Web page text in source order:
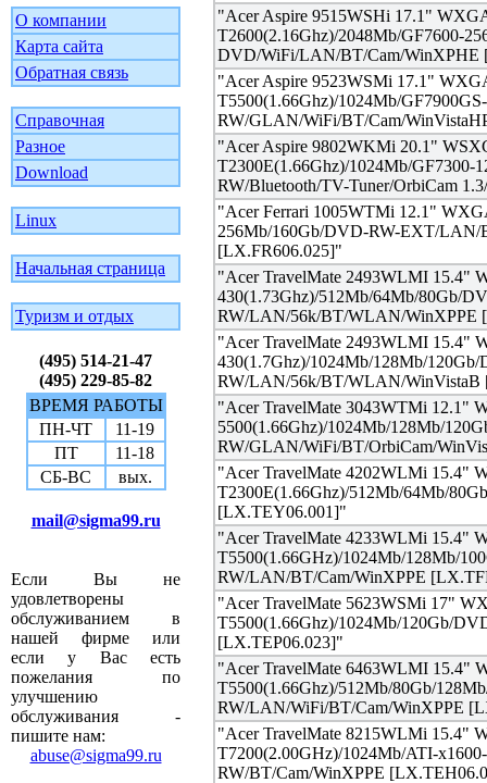
О компании
Карта сайта
Обратная связь
Справочная
Разное
Download
Linux
Начальная страница
Туризм и отдых
(495) 514-21-47
(495) 229-85-82
ВРЕМЯ РАБОТЫ
ПН-ЧТ
11-19
ПТ
11-18
СБ-ВС
вых.
mail@sigma99.ru
Если Вы не
удовлетворены
обслуживанием в
нашей фирме или
если у Вас есть
пожелания по
улучшению
обслуживания -
пишите нам:
abuse@sigma99.ru
"Acer Aspire 9515WSHi 17.1"
T2600(2.16Ghz)/2048Mb/GF7600-
DVD/WiFi/LAN/BT/Cam/WinXPHE
"Acer Aspire 9523WSMi 17.1"
T5500(1.66Ghz)/1024Mb/
RW/GLAN/WiFi/BT/Cam/
"Acer Aspire 9802WKMi 20.1"
T2300E(1.66Ghz)/1024Mb/GF7300-
RW/Bluetooth/TV-Tuner/OrbiCam
"Acer Ferrari 1005WTMi 12.1"
256Mb/160Gb/DVD-RW-EXT/LAN/
[LX.FR606.025]"
"Acer TravelMate 2493WLMI 15.4"
430(1.73Ghz)/512Mb/64Mb/80Gb/
RW/LAN/56k/BT/WLAN/WinXPPE
"Acer TravelMate 2493WLMI 15.4"
430(1.7Ghz)/1024Mb/128Mb/
RW/LAN/56k/BT/WLAN/
"Acer TravelMate 3043WTMi 12.1"
5500(1.66Ghz)/1024Mb/128Mb/
RW/GLAN/WiFi/BT/OrbiCam/
"Acer TravelMate 4202WLMi 15.4"
T2300E(1.66Ghz)/512Mb/64Mb/
[LX.TEY06.001]"
"Acer TravelMate 4233WLMi 15.4"
T5500(1.66GHz)/1024Mb/128Mb/
RW/LAN/BT/Cam/WinXPPE
"Acer TravelMate 5623WSMi 17"
T5500(1.66Ghz)/1024Mb/120Gb/
[LX.TEP06.023]"
"Acer TravelMate 6463WLMI 15.4"
T5500(1.66Ghz)/512Mb/80Gb/
RW/LAN/WiFi/BT/Cam/WinXPPE
"Acer TravelMate 8215WLMi 15.4"
T7200(2.00GHz)/1024Mb/ATI-
RW/BT/Cam/WinXPPE